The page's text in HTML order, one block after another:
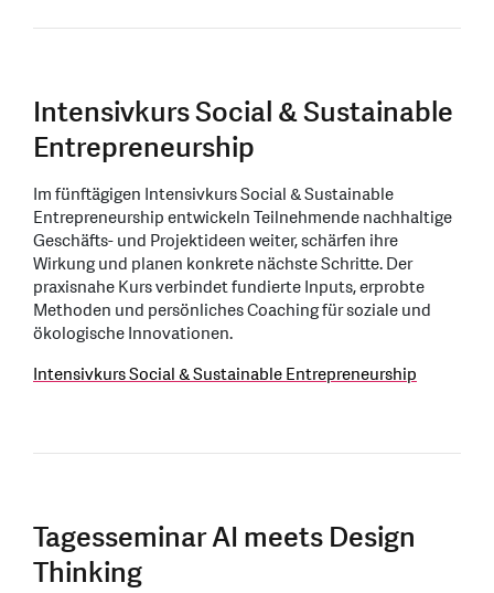
Intensivkurs Social & Sustainable
Entrepreneurship
Im fünftägigen Intensivkurs Social & Sustainable
Entrepreneurship entwickeln Teilnehmende nachhaltige
Geschäfts- und Projektideen weiter, schärfen ihre
Wirkung und planen konkrete nächste Schritte. Der
praxisnahe Kurs verbindet fundierte Inputs, erprobte
Methoden und persönliches Coaching für soziale und
ökologische Innovationen.
Intensivkurs Social & Sustainable Entrepreneurship
Tagesseminar AI meets Design
Thinking